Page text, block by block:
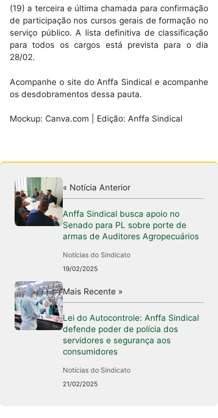
(19) a terceira e última chamada para confirmação
de participação nos cursos gerais de formação no
serviço público. A lista definitiva de classificação
para todos os cargos está prevista para o dia
28/02.
Acompanhe o site do Anffa Sindical e acompanhe
os desdobramentos dessa pauta.
Mockup: Canva.com | Edição: Anffa Sindical
« Notícia Anterior
Anffa Sindical busca apoio no
Senado para PL sobre porte de
armas de Auditores Agropecuários
Notícias do Sindicato
19/02/2025
Mais Recente »
Lei do Autocontrole: Anffa Sindical
defende poder de polícia dos
servidores e segurança aos
consumidores
Notícias do Sindicato
21/02/2025